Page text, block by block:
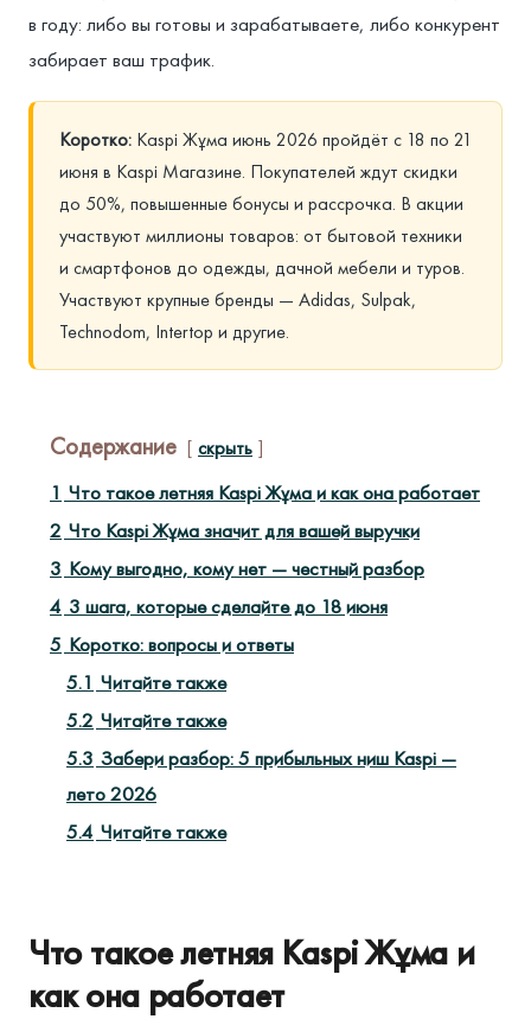
в году: либо вы готовы и зарабатываете, либо конкурент
забирает ваш трафик.
Коротко: Kaspi Жұма июнь 2026 пройдёт с 18 по 21
июня в Kaspi Магазине. Покупателей ждут скидки
до 50%, повышенные бонусы и рассрочка. В акции
участвуют миллионы товаров: от бытовой техники
и смартфонов до одежды, дачной мебели и туров.
Участвуют крупные бренды — Adidas, Sulpak,
Technodom, Intertop и другие.
Содержание скрыть
1 Что такое летняя Kaspi Жұма и как она работает
2 Что Kaspi Жұма значит для вашей выручки
3 Кому выгодно, кому нет — честный разбор
4 3 шага, которые сделайте до 18 июня
5 Коротко: вопросы и ответы
5.1 Читайте также
5.2 Читайте также
5.3 Забери разбор: 5 прибыльных ниш Kaspi —
лето 2026
5.4 Читайте также
Что такое летняя Kaspi Жұма и
как она работает